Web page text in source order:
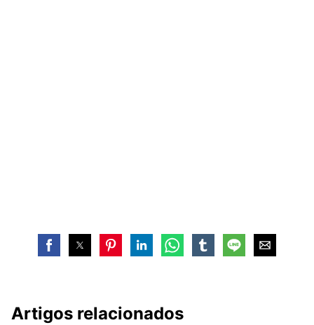
Artigos relacionados